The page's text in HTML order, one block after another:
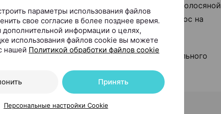
половой гормон). Он интересно влияет на волосяной
содержание может провоцировать рост волос на
на голове он влияет отрицательно.
роль в формировании мужского сексуального
действительно прослеживается.
факт:
параметры использования файлов
свое согласие в более позднее время.
дополнительной информации о целях,
использования файлов cookie вы можете
нашей Политикой обработки файлов cookie
Принять
Персональные настройки Cookie